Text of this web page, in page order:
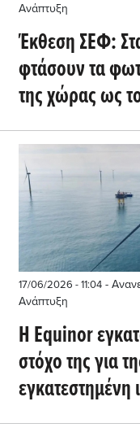
Ανάπτυξη
Έκθεση ΣΕΦ:
φτάσουν τα
της χώρας ως
17/06/2026 - 11:04-
Ανάπτυξη
Η Equinor
στόχο της για
το 2030